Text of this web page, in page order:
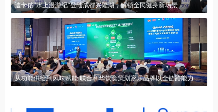
迪卡侬"水上漫游纪"登陆成都兴隆湖，解锁全民健身新场景
从功能供给到风味赋能 联合利华饮食策划家乐品牌以全链路能力赋能行业发展